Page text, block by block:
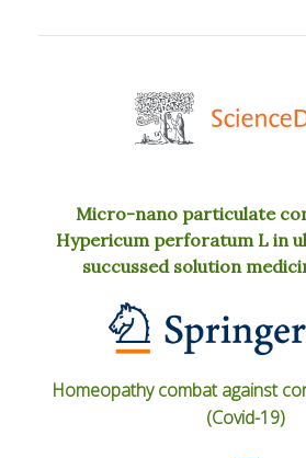
Micro-nano particulate
Hypericum perforatum L in
succussed solution
Homeopathy combat against
(Covid-19)